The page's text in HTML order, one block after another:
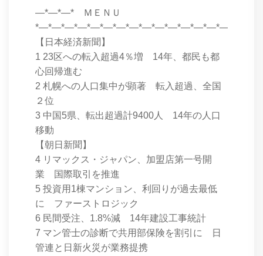
―*―*―* ＭＥＮＵ
【日本経済新聞】
1 23区への転入超過4％増 14年、都民も都
心回帰進む
2 札幌への人口集中が顕著 転入超過、全国
２位
3 中国5県、転出超過計9400人 14年の人口
移動
【朝日新聞】
4 リマックス・ジャパン、加盟店第一号開
業 国際取引を推進
5 投資用1棟マンション、利回りが過去最低
に ファーストロジック
6 民間受注、1.8%減 14年建設工事統計
7 マン管士の診断で共用部保険を割引に 日
管連と日新火災が業務提携